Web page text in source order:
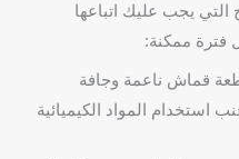
يجب عليك اتباعها
فترة ممكنة:
قماش ناعمة وجافة
استخدام المواد الكيميائية